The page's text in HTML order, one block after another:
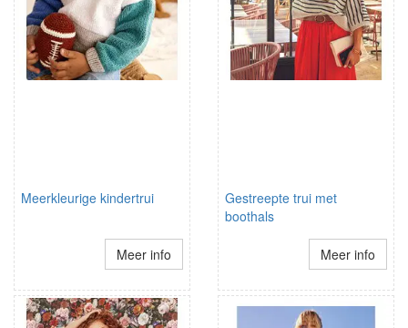
Meerkleurige kindertrui
Meer info
Gestreepte trui met
boothals
Meer info